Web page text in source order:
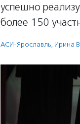
успешно
более 150
АСИ-Ярославль, Ирина